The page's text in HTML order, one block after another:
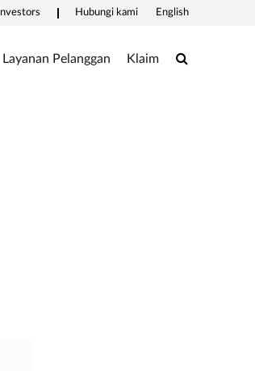
Investors Hubungi kami English
Layanan Pelanggan Klaim Search